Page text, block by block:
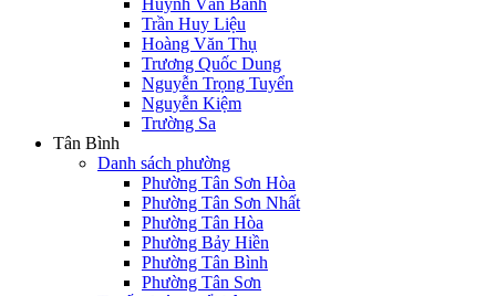
Huỳnh Văn Bánh
Trần Huy Liệu
Hoàng Văn Thụ
Trương Quốc Dung
Nguyễn Trọng Tuyển
Nguyễn Kiệm
Trường Sa
Tân Bình
Danh sách phường
Phường Tân Sơn Hòa
Phường Tân Sơn Nhất
Phường Tân Hòa
Phường Bảy Hiền
Phường Tân Bình
Phường Tân Sơn